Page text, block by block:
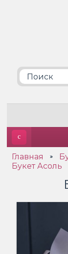
Главная »
Букет Асоль